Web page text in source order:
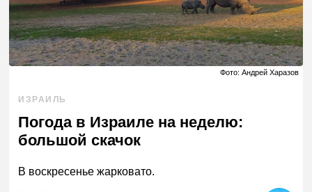
Фото: Андрей Харазов
ИЗРАИЛЬ
Погода в Израиле на неделю:
большой скачок
В воскресенье жарковато.